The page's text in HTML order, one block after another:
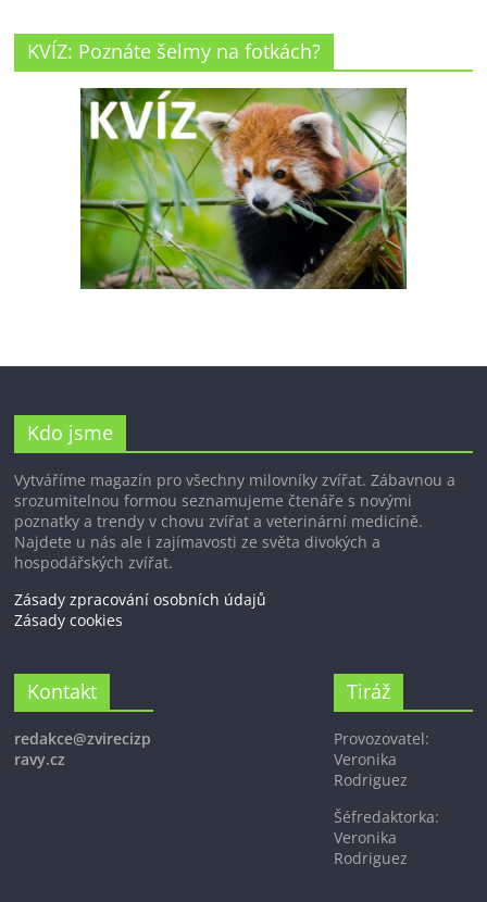
KVÍZ: Poznáte šelmy na fotkách?
Kdo jsme
Vytváříme magazín pro všechny milovníky zvířat. Zábavnou a
srozumitelnou formou seznamujeme čtenáře s novými
poznatky a trendy v chovu zvířat a veterinární medicíně.
Najdete u nás ale i zajímavosti ze světa divokých a
hospodářských zvířat.
Zásady zpracování osobních údajů
Zásady cookies
Kontakt
redakce@zvirecizp
ravy.cz
Tiráž
Provozovatel:
Veronika
Rodriguez
Šéfredaktorka:
Veronika
Rodriguez